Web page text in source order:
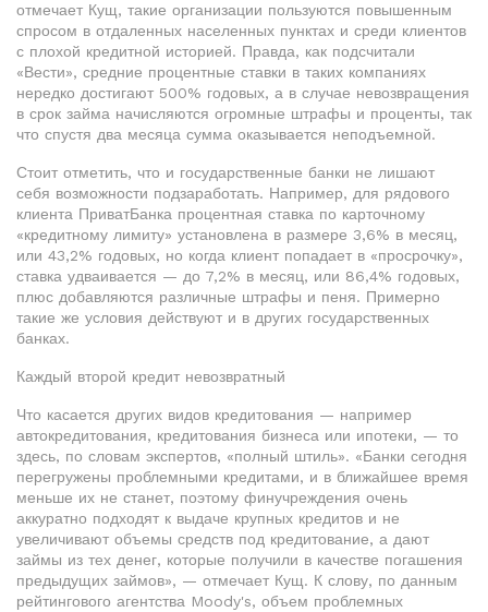
отмечает Кущ, такие организации пользуются повышенным
спросом в отдаленных населенных пунктах и среди клиентов
с плохой кредитной историей. Правда, как подсчитали
«Вести», средние процентные ставки в таких компаниях
нередко достигают 500% годовых, а в случае невозвращения
в срок займа начисляются огромные штрафы и проценты, так
что спустя два месяца сумма оказывается неподъемной.
Стоит отметить, что и государственные банки не лишают
себя возможности подзаработать. Например, для рядового
клиента ПриватБанка процентная ставка по карточному
«кредитному лимиту» установлена в размере 3,6% в месяц,
или 43,2% годовых, но когда клиент попадает в «просрочку»,
ставка удваивается — до 7,2% в месяц, или 86,4% годовых,
плюс добавляются различные штрафы и пеня. Примерно
такие же условия действуют и в других государственных
банках.
Каждый второй кредит невозвратный
Что касается других видов кредитования — например
автокредитования, кредитования бизнеса или ипотеки, — то
здесь, по словам экспертов, «полный штиль». «Банки сегодня
перегружены проблемными кредитами, и в ближайшее время
меньше их не станет, поэтому финучреждения очень
аккуратно подходят к выдаче крупных кредитов и не
увеличивают объемы средств под кредитование, а дают
займы из тех денег, которые получили в качестве погашения
предыдущих займов», — отмечает Кущ. К слову, по данным
рейтингового агентства Moody's, объем проблемных